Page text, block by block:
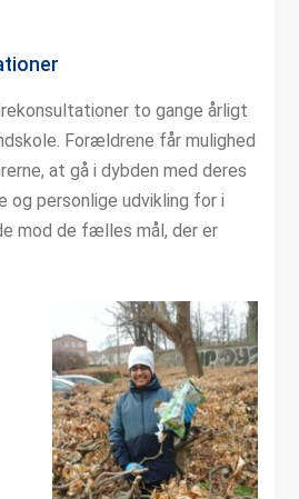
to gange årligt
Forældrene får mulighed
at gå i dybden med deres
og personlige udvikling for i
mod de fælles mål, der er